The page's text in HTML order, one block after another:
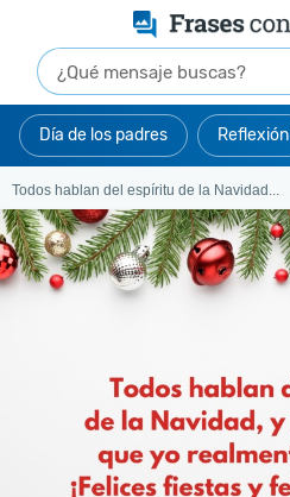
Día de los padres Reflexión
Todos hablan del espíritu de la Navidad...